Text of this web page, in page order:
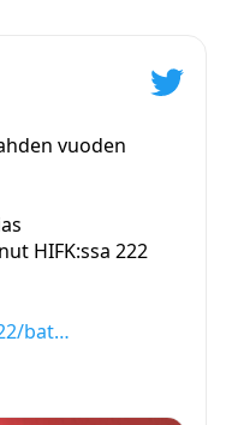
vuoden
HIFK:ssa 222
bat…